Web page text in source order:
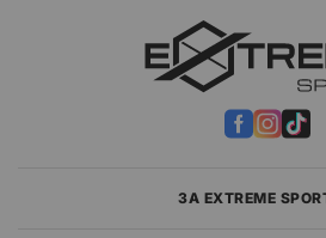
ЗА EXTREME